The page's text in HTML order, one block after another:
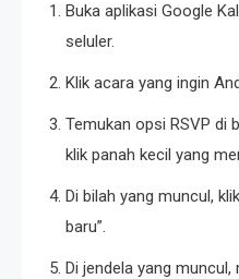
Buka aplikasi Google
seluler.
Klik acara yang ingin
Temukan opsi RSVP di
klik panah kecil yang
Di bilah yang muncul,
baru”.
Di jendela yang